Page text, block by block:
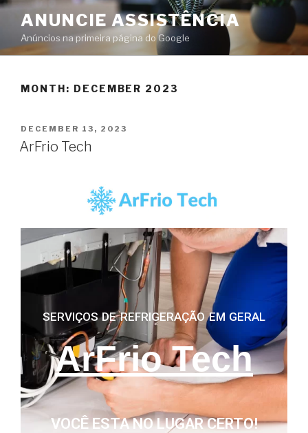
ANUNCIE ASSISTÊNCIA
Anúncios na primeira página do Google
MONTH: DECEMBER 2023
DECEMBER 13, 2023
ArFrio Tech
SERVIÇOS DE REFRIGERAÇÃO EM GERAL
ArFrio Tech
VOCÊ ESTA NOLUGAR CERTO!